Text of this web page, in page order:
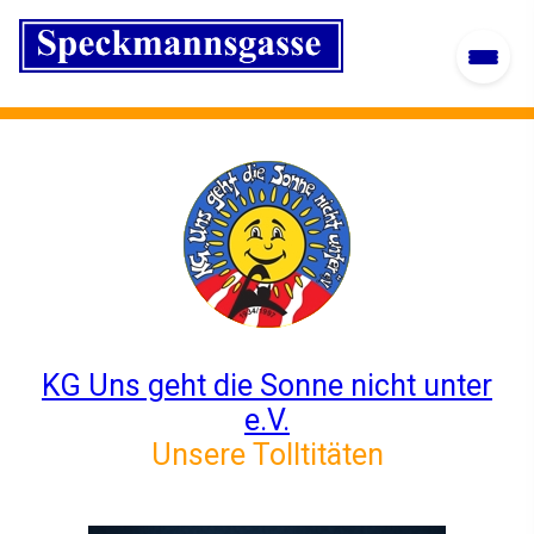
KG Uns geht die Sonne nicht unter
e.V.
Unsere Tolltitäten